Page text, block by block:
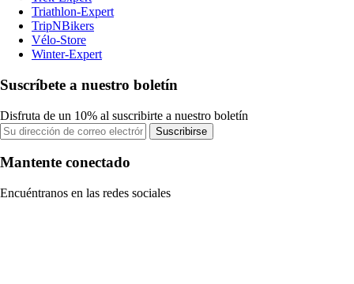
Triathlon-Expert
TripNBikers
Vélo-Store
Winter-Expert
Suscríbete a nuestro boletín
Disfruta de un 10% al suscribirte a nuestro boletín
Suscribirse
Mantente conectado
Encuéntranos en las redes sociales